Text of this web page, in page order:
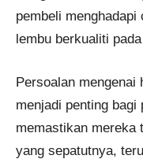
pembeli
lembu berkualiti
Persoalan mengenai
menjadi penting bagi
memastikan mereka
yang sepatutnya,